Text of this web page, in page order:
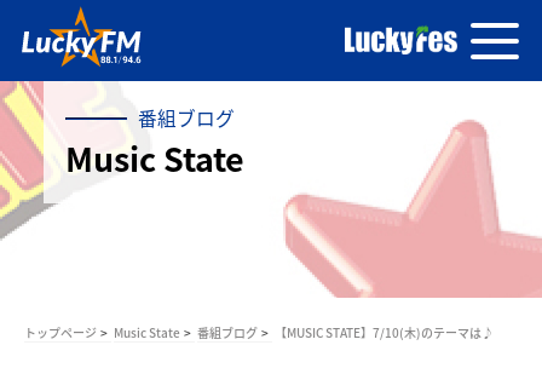
番組ブログ
Music State
トップページ Music State 番組ブログ 【MUSIC STATE】7/10(木)のテーマは♪